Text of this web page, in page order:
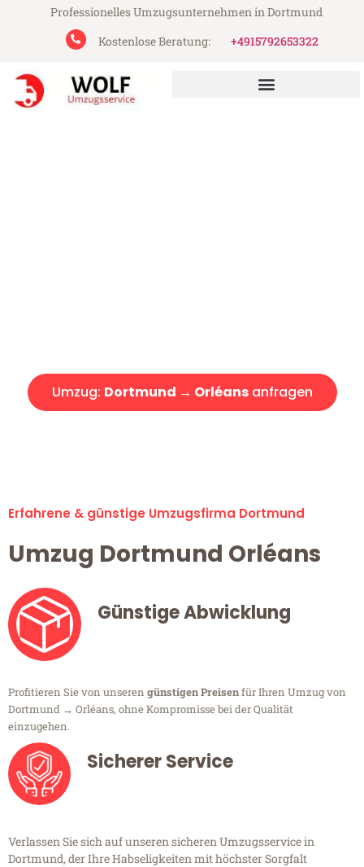
Professionelles Umzugsunternehmen in Dortmund
Kostenlose Beratung:
+4915792653322
Umzug: Dortmund → Orléansanfragen
Erfahrene & günstige Umzugsfirma Dortmund
Umzug Dortmund Orléans
Günstige Abwicklung
Profitieren Sie von unseren günstigen Preisenfür Ihren Umzug von
Dortmund → Orléans, ohne Kompromisse bei der Qualität
einzugehen.
Sicherer Service
Verlassen Sie sich auf unseren sicheren Umzugsservice in
Dortmund, der Ihre Habseligkeiten mit höchster Sorgfalt